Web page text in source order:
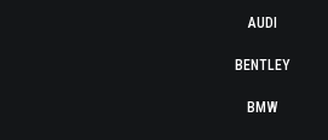
AUDI
BENTLEY
BMW